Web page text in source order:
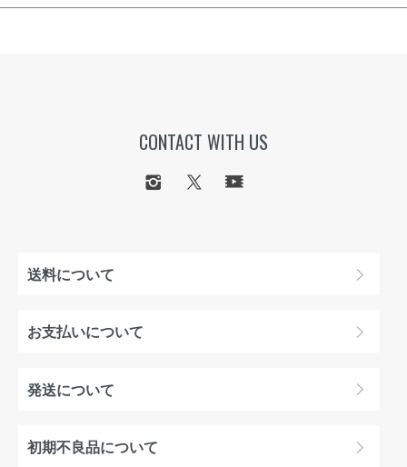
CONTACT WITH US
送料について
お支払いについて
発送について
初期不良品について